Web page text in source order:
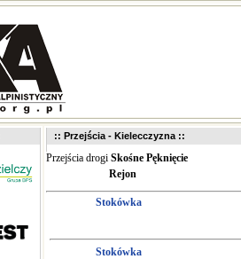
:: Przejścia - Kielecczyzna ::
Przejścia drogi Skośne Pęknięcie
Rejon
Stokówka
Stokówka